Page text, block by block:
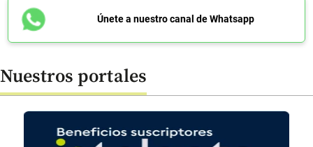
Únete a nuestro canal de Whatsapp
Nuestros portales